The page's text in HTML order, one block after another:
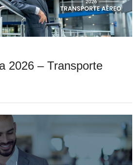
2026 – Transporte